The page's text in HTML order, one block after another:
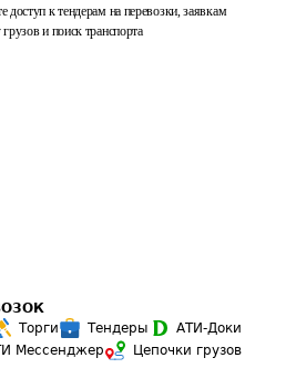
доступ к тендерам на перевозки, заявкам
и поиск транспорта
Торги Тендеры
АТИ-Доки
Мессенджер
Цепочки грузов